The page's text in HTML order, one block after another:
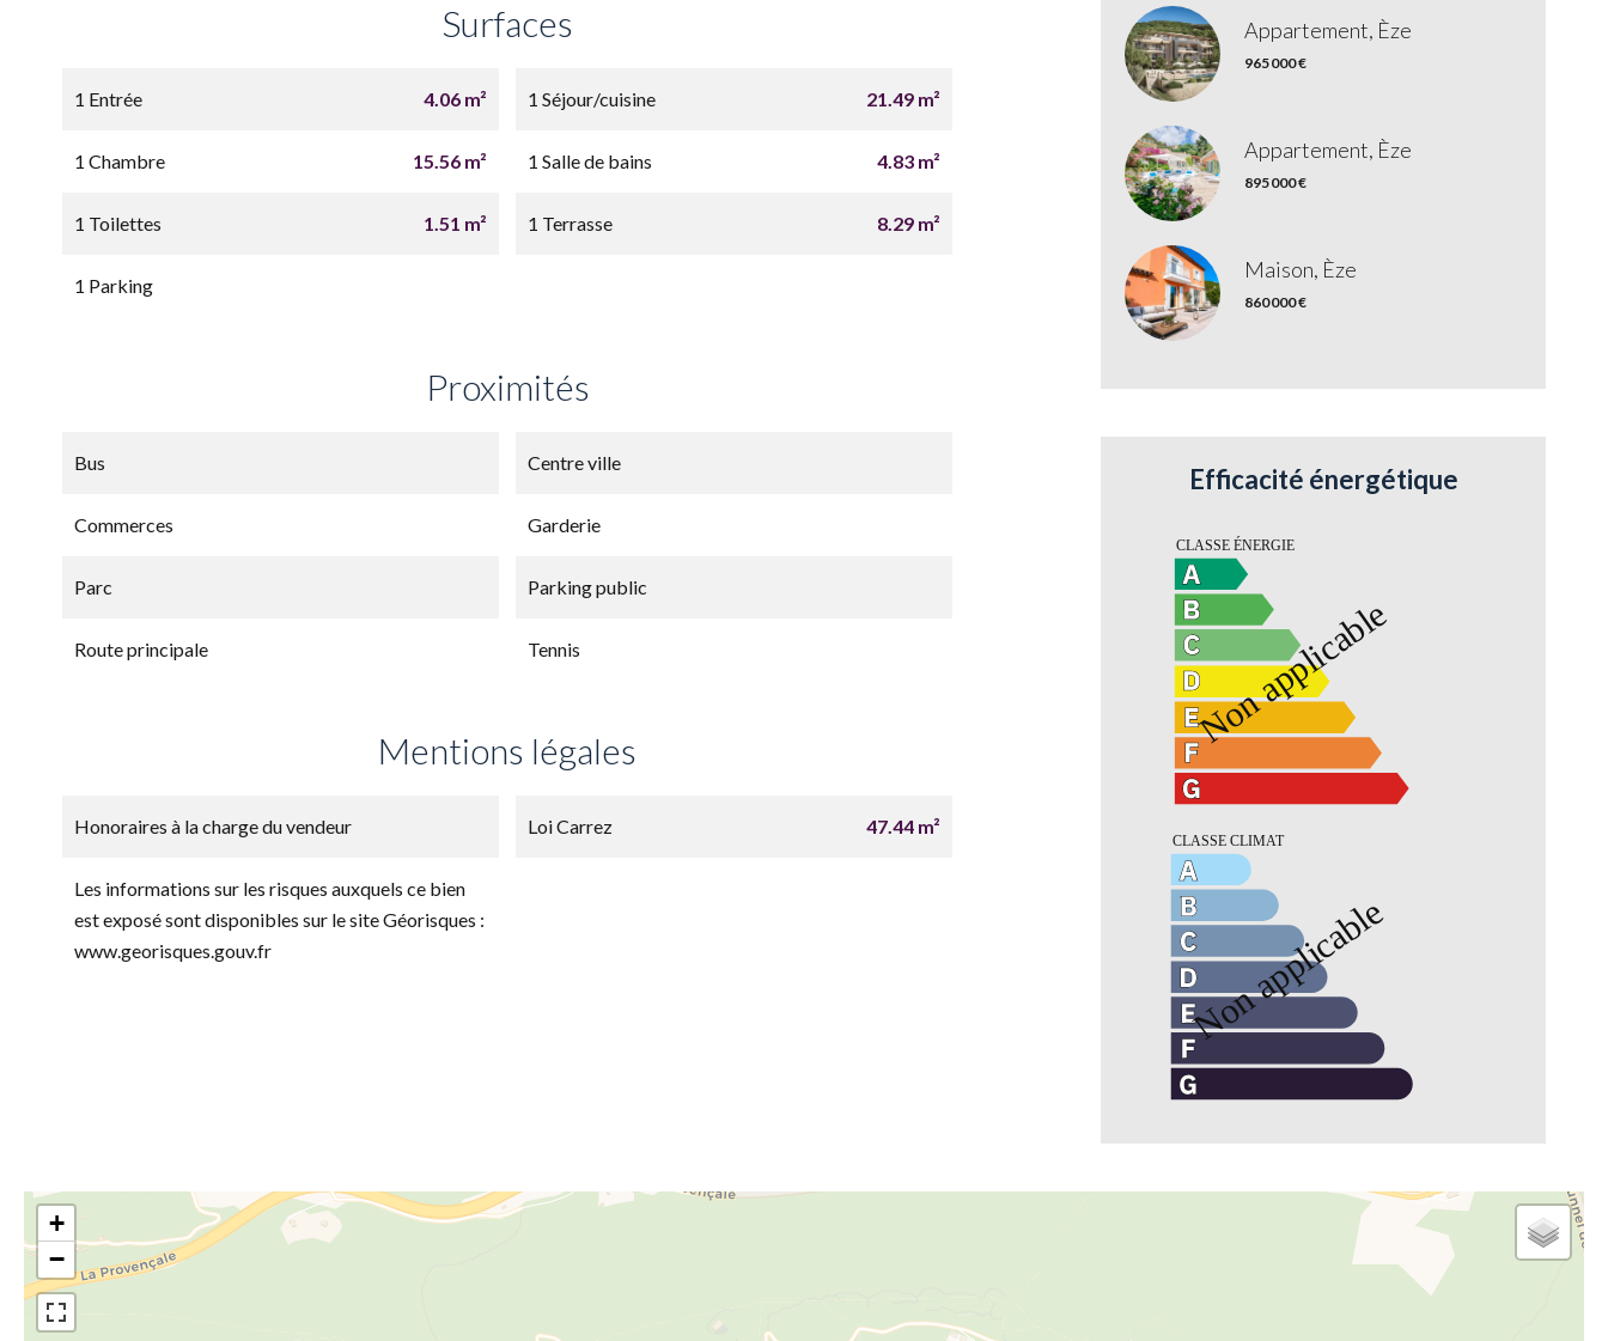
Surfaces
1 Entrée 4.06 m² 1 Séjour/cuisine 21.49 m²
1 Chambre 15.56 m² 1 Salle de bains 4.83 m²
1 Toilettes 1.51 m² 1 Terrasse 8.29 m²
1 Parking
Proximités
Bus Centre ville
Commerces Garderie
Parc Parking public
Route principale Tennis
Mentions légales
Honoraires à la charge du vendeur Loi Carrez 47.44 m²
Les informations sur les risques auxquels ce bien
est exposé sont disponibles sur le site Géorisques :
www.georisques.gouv.fr
Appartement, Èze
965 000 €
Appartement, Èze
895 000 €
Maison, Èze
860 000 €
Efficacité énergétique
+
−